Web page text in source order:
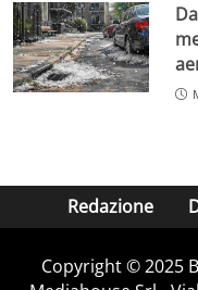
Redazione
Copyright © 2025